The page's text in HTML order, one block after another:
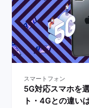
スマートフォン
5G対応スマホを
ト・4Gとの違い